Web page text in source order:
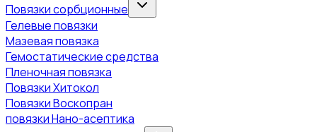
Повязки сорбционные
Гелевые повязки
Мазевая повязка
Гемостатические средства
Пленочная повязка
Повязки Хитокол
Повязки Воскопран
повязки Нано-асептика